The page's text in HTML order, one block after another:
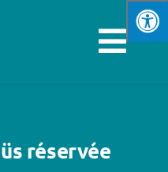
réservée